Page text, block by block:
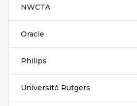
NWCTA
Oracle
Philips
Université Rutgers